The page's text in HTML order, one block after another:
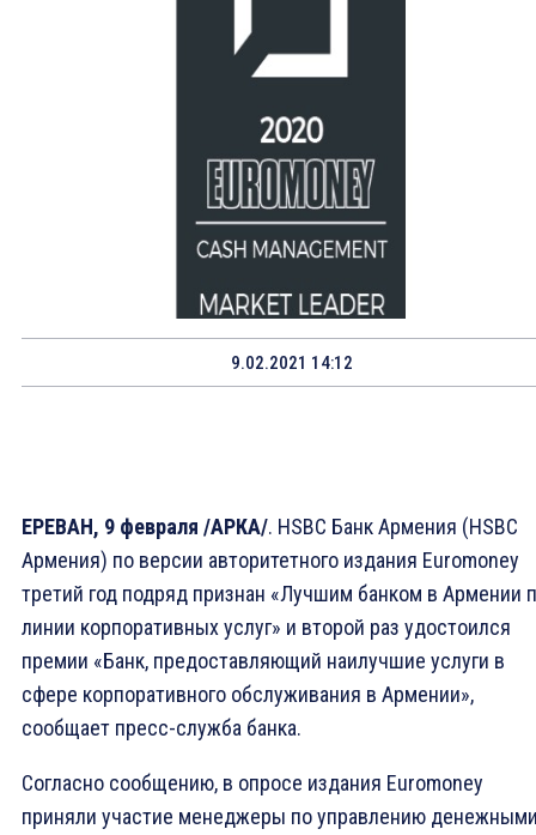
9.02.2021 14:12
ЕРЕВАН, 9 февраля /АРКА/. HSBC Банк Армения (HSBC
Армения) по версии авторитетного издания Euromoney
третий год подряд признан «Лучшим банком в Армении
линии корпоративных услуг» и второй раз удостоился
премии «Банк, предоставляющий наилучшие услуги в
сфере корпоративного обслуживания в Армении»,
сообщает пресс-служба банка.
Согласно сообщению, в опросе издания Euromoney
приняли участие менеджеры по управлению